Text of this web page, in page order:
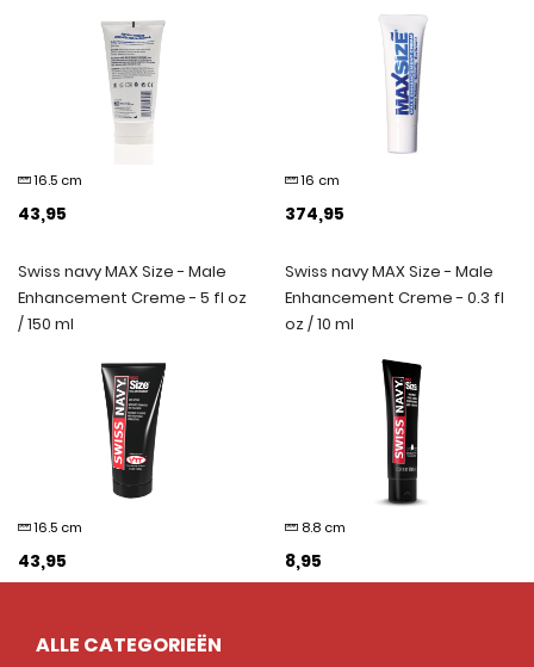
16.5 cm
43,95
16 cm
374,95
Swiss navy MAX Size - Male
Enhancement Creme - 5 fl oz
/ 150 ml
16.5 cm
43,95
Swiss navy MAX Size - Male
Enhancement Creme - 0.3 fl
oz / 10 ml
8.8 cm
8,95
ALLE CATEGORIEËN